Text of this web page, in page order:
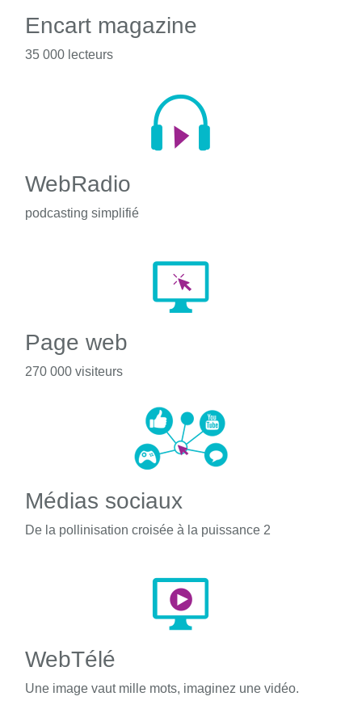
Encart magazine
35 000 lecteurs
WebRadio
podcasting simplifié
Page web
270 000 visiteurs
Médias sociaux
De la pollinisation croisée à la puissance 2
WebTélé
Une image vaut mille mots, imaginez une vidéo.